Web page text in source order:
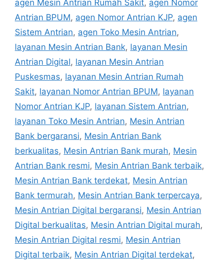
agen Mesin Antrian Rumah Sakit, agen Nomor
Antrian BPUM, agen Nomor Antrian KJP, agen
Sistem Antrian, agen Toko Mesin Antrian,
layanan Mesin Antrian Bank, layanan Mesin
Antrian Digital, layanan Mesin Antrian
Puskesmas, layanan Mesin Antrian Rumah
Sakit, layanan Nomor Antrian BPUM, layanan
Nomor Antrian KJP, layanan Sistem Antrian,
layanan Toko Mesin Antrian, Mesin Antrian
Bank bergaransi, Mesin Antrian Bank
berkualitas, Mesin Antrian Bank murah, Mesin
Antrian Bank resmi, Mesin Antrian Bank terbaik,
Mesin Antrian Bank terdekat, Mesin Antrian
Bank termurah, Mesin Antrian Bank terpercaya,
Mesin Antrian Digital bergaransi, Mesin Antrian
Digital berkualitas, Mesin Antrian Digital murah,
Mesin Antrian Digital resmi, Mesin Antrian
Digital terbaik, Mesin Antrian Digital terdekat,